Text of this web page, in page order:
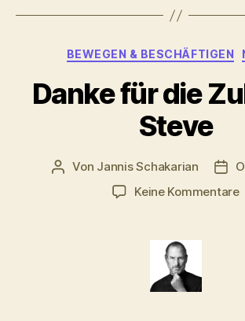
Kategorien
BEWEGEN & BESCHÄFTIGEN
Danke für die
Steve
Beitragsautor
Von Jannis Schakarian
Keine Kommentarezu